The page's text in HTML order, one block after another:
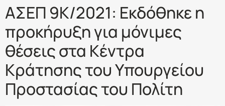
ΑΣΕΠ 9Κ/2021: Εκδόθηκε η
προκήρυξη για μόνιμες
θέσεις στα Κέντρα
Κράτησης του Υπουργείου
Προστασίας του Πολίτη